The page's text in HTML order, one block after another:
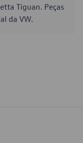
Tiguan. Peças
da VW.